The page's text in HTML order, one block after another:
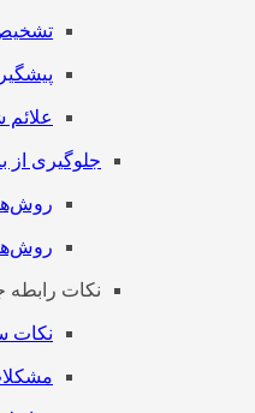
علائم
جلوگیری از
نکات
نکات